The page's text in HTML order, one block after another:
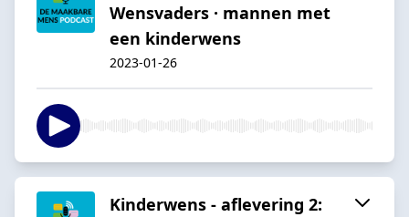
Wensvaders · mannen met
een kinderwens
2023-01-26
Kinderwens - aflevering 2: